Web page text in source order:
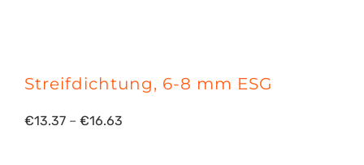
Streifdichtung, 6-8 mm ESG
€13.37 – €16.63